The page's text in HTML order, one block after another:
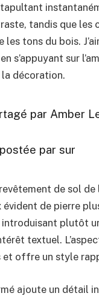
tandis que les
les tons du bois.
s’appuyant sur
décoration.
par Amber
par sur
revêtement de sol
de pierre
introduisant plutôt
textuel.
et offre un style
ajoute un détail